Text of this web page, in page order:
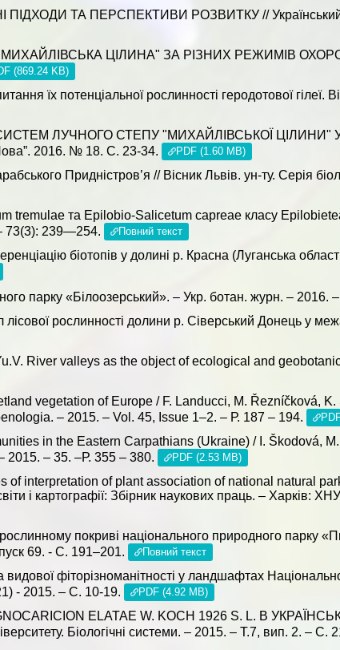
ТА ПЕРСПЕКТИВИ РОЗВИТКУ // Український
ЦІЛИНА" ЗА РІЗНИХ РЕЖИМІВ
(869.24 KB)
їх потенціальної рослинності геродотової гілеї.
ЛУЧНОГО СТЕПУ "МИХАЙЛІВСЬКОЇ ЦІЛИНИ"
2016. № 18. С. 23-34.
PDF (1.60 MB)
Придністров’я // Вісник Львів. ун-ту. Серія
tremulae та Epilobio-Salicetum capreae класу
73(3): 239—254.
Повний текст
біотопів у долині р. Красна (Луганська
парку «Білоозерський». – Укр. ботан. журн. – 2016.
рослинності долини р. Сіверський Донець у
River valleys as the object of ecological and
vegetation of Europe / F. Landucci, M. Řezníčková,
– 2015. – Vol. 45, Issue 1–2. – Р. 187 – 194.
in the Eastern Carpathians (Ukraine) / I. Škodová,
2015. – 35. –Р. 355 – 380.
PDF (2.53 MB)
of interpretation of plant association of national natural
і картографії: Збірник наукових праць. – Харків:
покриві національного природного парку
69. - С. 191–201.
Повний текст
фіторізноманітності у ландшафтах
- 2015. – С. 10-19.
PDF (4.92 MB)
ELATAE W. KOCH 1926 S. L. В
Біологічні системи. – 2015. – Т.7, вип. 2. – C.